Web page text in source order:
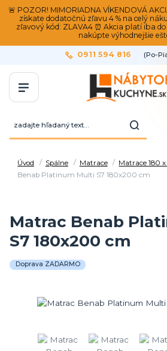
🚨 POZOR! MIMORIADNA VÍKENDOVÁ
získate dodatočnú zľavu 4 % na celý
zľavový kód: ZLAVA4 ⏰ Akcia platí iba
nakúpte výhodnejšie
0911 594 816 (Po-
Úvod Spálne Matrace Matrace 180
Benab Platinum Multi S7 180x200 cm
Matrac Benab
S7 180x200 cm
Doprava ZADARMO